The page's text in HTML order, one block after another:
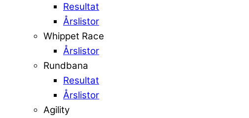
Resultat
Årslistor
Whippet Race
Årslistor
Rundbana
Resultat
Årslistor
Agility